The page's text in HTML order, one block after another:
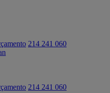
214 241 060
214 241 060